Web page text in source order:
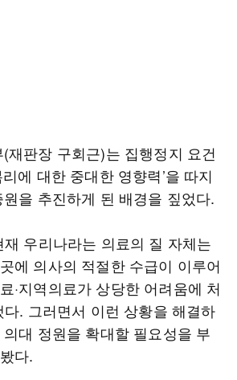
재판장 구회근)는 집행정지 요건
에 대한 중대한 영향력’을 따지
을 추진하게 된 배경을 짚었다.
재 우리나라는 의료의 질 자체는
에 의사의 적절한 수급이 이루어
·지역의료가 상당한 어려움에 처
다. 그러면서 이런 상황을 해결하
대 정원을 확대할 필요성을 부
다.